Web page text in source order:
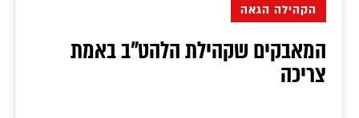
הקהילה הגאה
המאבקים שקהילת הלהט"ב באמת
צריכה